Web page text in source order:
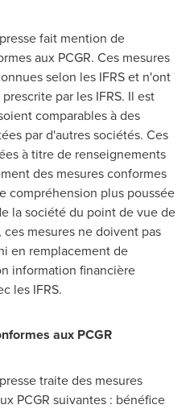
fait mention de
aux PCGR. Ces mesures
selon les IFRS et n'ont
par les IFRS. Il est
comparables à des
par d'autres sociétés. Ces
à titre de renseignements
des mesures conformes
compréhension plus poussée
la société du point de vue de
mesures ne doivent pas
en remplacement de
information financière
les IFRS.
aux PCGR
traite des mesures
PCGR suivantes : bénéfice